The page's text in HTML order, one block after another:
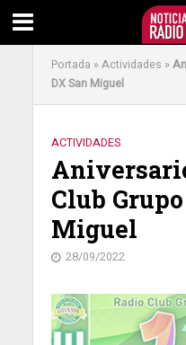
Portada »Actividades »
DX San Miguel
ACTIVIDADES
Club
Miguel
28/09/2022